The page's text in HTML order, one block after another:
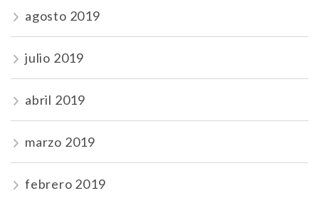
agosto 2019
julio 2019
abril 2019
marzo 2019
febrero 2019